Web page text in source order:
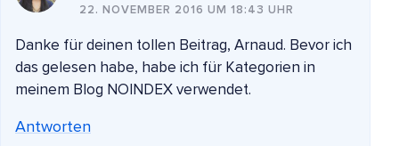
22. NOVEMBER 2016 UM 18:43 UHR
Danke für deinen tollen Beitrag, Arnaud. Bevor ich
das gelesen habe, habe ich für Kategorien in
meinem Blog NOINDEX verwendet.
Antworten